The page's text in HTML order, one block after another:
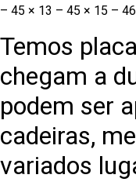
– 45 × 13 – 45 × 15 –
Temos
chegam a
podem ser
cadeiras,
variados